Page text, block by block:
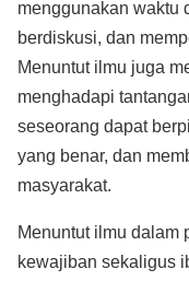
menggunakan waktu
berdiskusi, dan
Menuntut ilmu juga
menghadapi
seseorang dapat
yang benar, dan
masyarakat.
Menuntut ilmu dalam
kewajiban sekaligus